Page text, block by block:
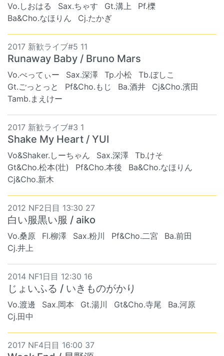
Vo.しおはる Sax.ちゃす Gt.溝上
Pf.櫟
Ba&Cho.なほりん
Cj.たかぎ
2017 新歓ライブ#5 11
Runaway Baby / Bruno Mars
Vo.べってぃー Sax.深澤 Tp.小松
Tb.ぼしこ
Gt.ごっとっと
Pf&Cho.もじ Ba.酒井
Cj&Cho.濱田
Tamb.まえけー
2017 新歓ライブ#3 1
Shake My Heart / YUI
Vo&Shaker.しーちゃん Sax.深澤
Tb.けそ
Gt&Cho.松本(壮)
Pf&Cho.本後
Ba&Cho.なほりん
Cj&Cho.新木
2012 NF2日目 13:30 27
白い服黒い服 / aiko
Vo.桑原 Fl.柳澤 Sax.粉川 Pf&Cho.二宮
Ba.前田
Cj.井上
2014 NF1日目 12:30 16
じょいふる / いきものがかり
Vo.渡邊 Sax.岡本 Gt.湯川 Gt&Cho.寺尾
Ba.河原
Cj.田中
2017 NF4日目 16:00 37